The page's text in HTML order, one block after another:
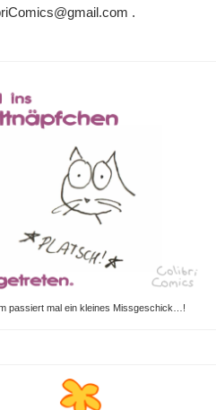
.
passiert mal ein kleines Missgeschick…!